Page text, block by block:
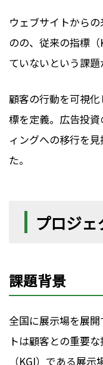
ウェブサイトから
のの、従来の指標
ていないという課題
顧客の行動を可視
標を定義。広告投
ィングへの移行を
た。
プロジ
課題背景
全国に展示場を展
トは顧客との重要
（KGI）である展